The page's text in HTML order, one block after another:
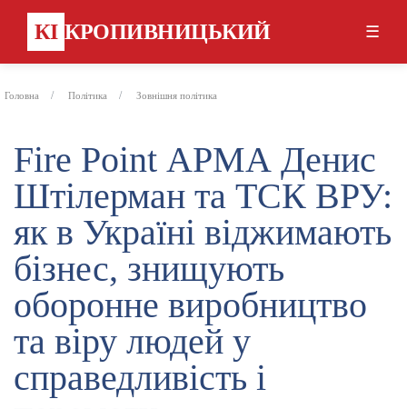
КІ КРОПИВНИЦЬКИЙ ☰
Головна Політика Зовнішня політика
Fire Point АРМА Денис
Штілерман та ТСК ВРУ:
як в Україні віджимають
бізнес, знищують
оборонне виробництво
та віру людей у
справедливість і